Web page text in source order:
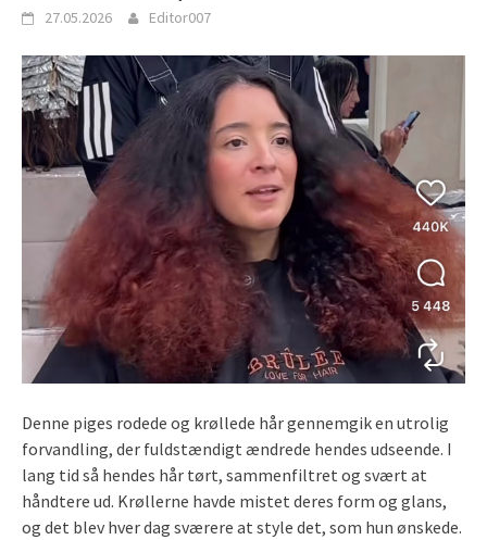
27.05.2026 Editor007
Denne piges rodede og krøllede hår gennemgik en utrolig
forvandling, der fuldstændigt ændrede hendes udseende. I
lang tid så hendes hår tørt, sammenfiltret og svært at
håndtere ud. Krøllerne havde mistet deres form og glans,
og det blev hver dag sværere at style det, som hun ønskede.